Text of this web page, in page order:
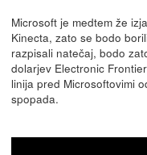
Microsoft je medtem že
Kinecta, zato se bodo
razpisali natečaj, bodo
dolarjev Electronic
linija pred Microsoftovimi
spopada.